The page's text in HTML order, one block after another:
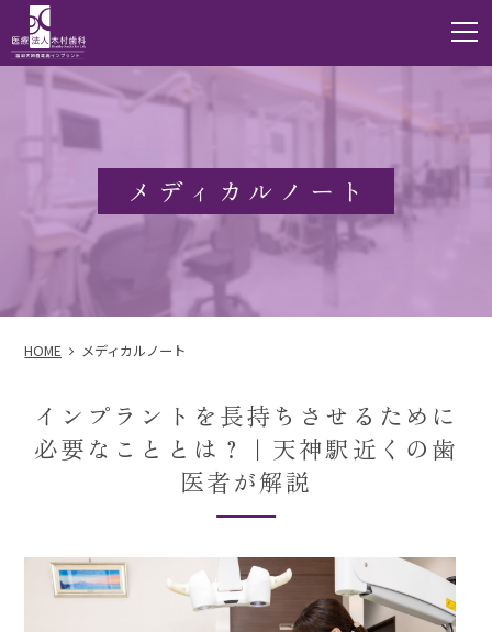
メディカルノート
HOME メディカルノート
インプラントを長持ちさせるために
必要なこととは？｜天神駅近くの歯
医者が解説